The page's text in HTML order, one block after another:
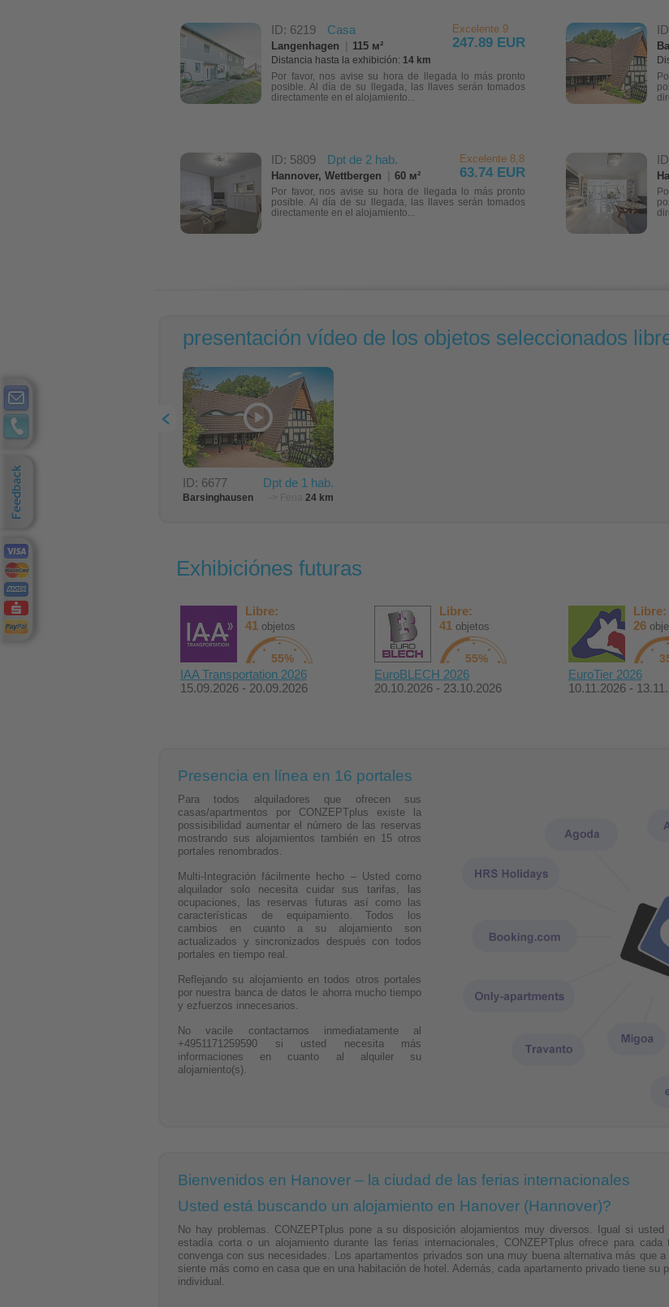
Excelente 9
247.89 EUR
ID: 6219 Casa
Langenhagen 115 м²
Distancia hasta la exhibición: 14 km
Por favor, nos avise su hora de llegada lo más pronto
posible. Al día de su llegada, las llaves serán tomados
directamente en el alojamiento...
Excelente 8,8
63.74 EUR
ID: 5809 Dpt de 2 hab.
Hannover, Wettbergen 60 м²
Por favor, nos avise su hora de llegada lo más pronto
posible. Al día de su llegada, las llaves serán tomados
directamente en el alojamiento...
presentación vídeo de los objetos seleccionados
Dpt de 1 hab.
ID: 6677
Barsinghausen 24 km
Exhibiciónes futuras
Libre:
41 objetos
55%
IAA Transportation 2026
15.09.2026 - 20.09.2026
Libre:
41objetos
55%
EuroBLECH 2026
20.10.2026 - 23.10.2026
Libre:
26
EuroTier 2026
10.11.2026 -
Presencia en línea en 16 portales
Para todos alquiladores que ofrecen sus
casas/apartmentos por CONZEPTplus existe la
possisibilidad aumentar el número de las reservas
mostrando sus alojamientos también en 15 otros
portales renombrados.
Multi-Integración fácilmente hecho – Usted como
alquilador solo necesita cuidar sus tarifas, las
ocupaciones, las reservas futuras así como las
características de equipamiento. Todos los
cambios en cuanto a su alojamiento son
actualizados y sincronizados después con todos
portales en tiempo real.
Reflejando su alojamiento en todos otros portales
por nuestra banca de datos le ahorra mucho tiempo
y ezfuerzos innecesarios.
No vacile contactarnos inmediatamente al
+4951171259590 si usted necesita más
informaciones en cuanto al alquiler su
alojamiento(s).
Bienvenidos en Hanover – la ciudad de las ferias internacionales
Usted está buscando un alojamiento en Hanover (Hannover)?
No hay problemas. CONZEPTplus pone a su disposición alojamientos muy diversos. Igual si
estadía corta o un alojamiento durante las ferias internacionales, CONZEPTplus ofrece para
convenga con sus necesidades. Los apartamentos privados son una muy buena alternativa más que
siente más como en casa que en una habitación de hotel. Además, cada apartamento privado tiene su
individual.